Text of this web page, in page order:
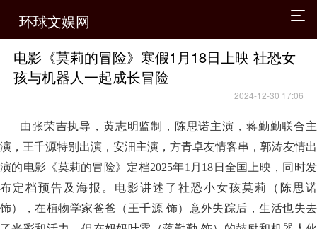
环球文娱网
电影《莫莉的冒险》寒假1月18日上映 社恐女
孩与机器人一起成长冒险
2024-12-30 17:06
由张荣吉执导，黄志明监制，陈思诺主演，蒋勤勤联合主
演，王千源特别出演，安沺主演，方青卓友情客串，郭涛友情出
演的电影《莫莉的冒险》定档2025年1月18日全国上映，同时发
布定档预告及海报。电影讲述了社恐小女孩莫莉（陈思诺
饰），在植物学家爸爸（王千源 饰）意外失踪后，生活也失去